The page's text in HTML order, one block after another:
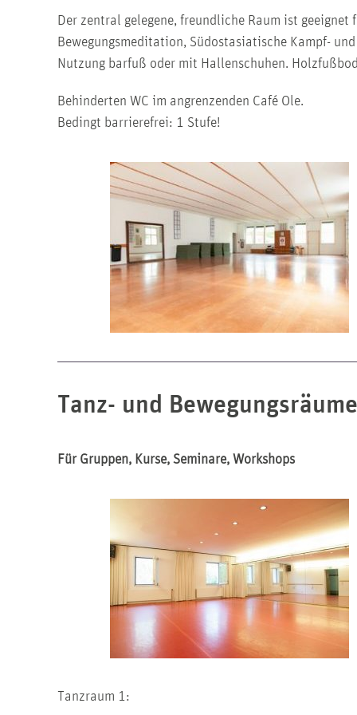
Der zentral gelegene, freundliche Raum ist geeignet
Bewegungsmeditation, Südostasiatische Kampf-
Nutzung barfuß oder mit Hallenschuhen.
Behinderten WC im angrenzenden Café Ole.
Bedingt barrierefrei: 1 Stufe!
Tanz- und
Für Gruppen, Kurse, Seminare, Workshops
Tanzraum 1: